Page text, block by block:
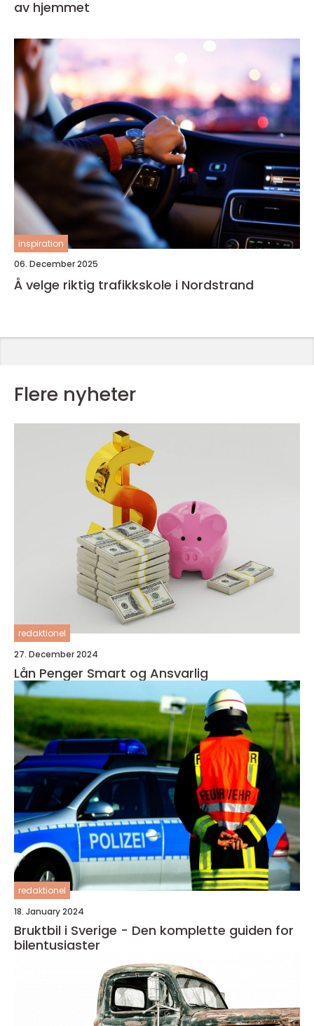
av hjemmet
inspiration
06. December 2025
Å velge riktig trafikkskole i Nordstrand
Flere nyheter
redaktionel
27. December 2024
Lån Penger Smart og Ansvarlig
redaktionel
18. January 2024
Bruktbil i Sverige - Den komplette guiden for
bilentusiaster